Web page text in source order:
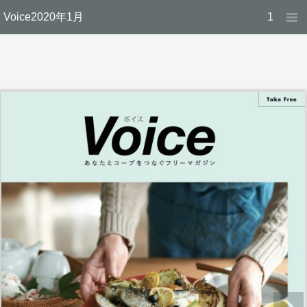
Voice2020年1月 1